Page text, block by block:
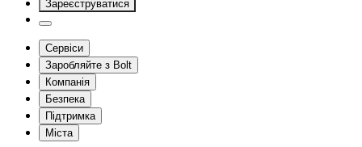
Зареєструватися
Сервіси
Заробляйте з Bolt
Компанія
Безпека
Підтримка
Міста